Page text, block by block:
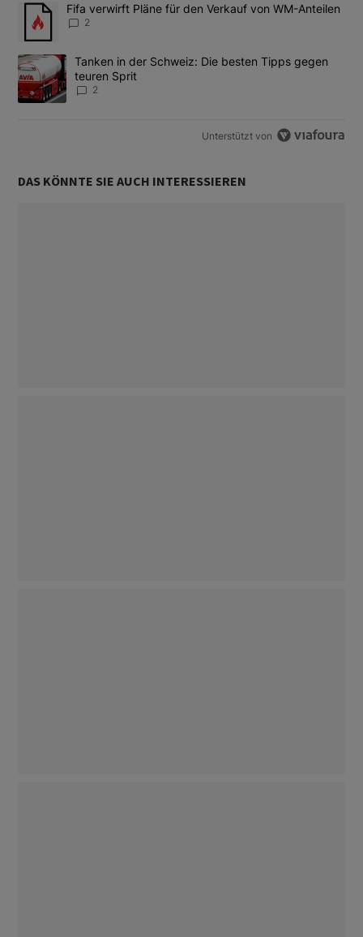
Ein Trendartikel mit dem Titel "Fifa verwirft Pläne für den
Fifa verwirft Pläne für den Verkauf von WM-Anteilen
2
Ein Trendartikel mit dem Titel "Tanken in der Schweiz: Die
Tanken in der Schweiz: Die besten Tipps gegen
teuren Sprit
2
Unterstützt von
DAS KÖNNTE SIE AUCH INTERESSIEREN